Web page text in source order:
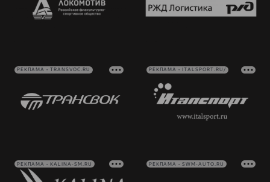
РЕКЛАМА • TRANSVOC.RU РЕКЛАМА • ITALSPORT.RU/
РЕКЛАМА • KALINA-SM.RU РЕКЛАМА • SWM-AUTO.RU